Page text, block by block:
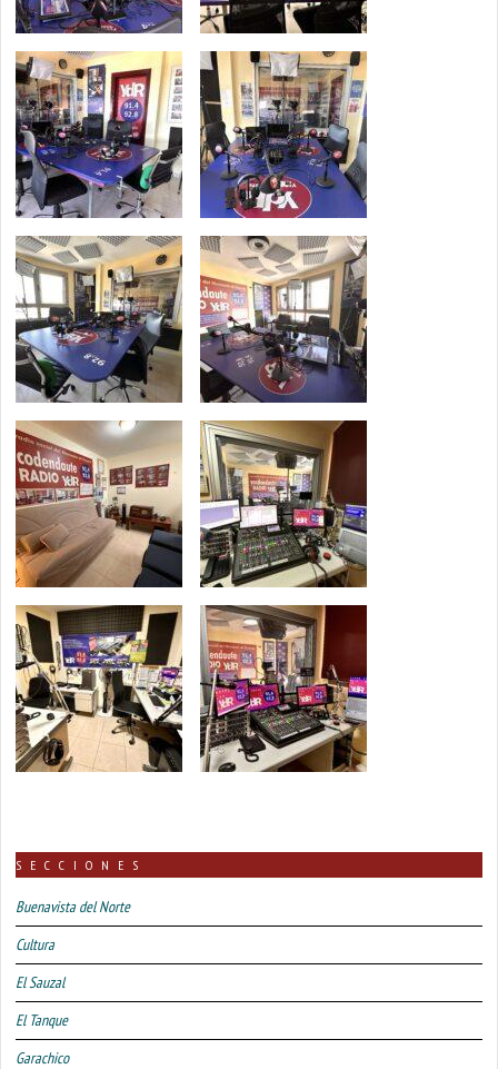
SECCIONES
Buenavista del Norte
Cultura
El Sauzal
El Tanque
Garachico